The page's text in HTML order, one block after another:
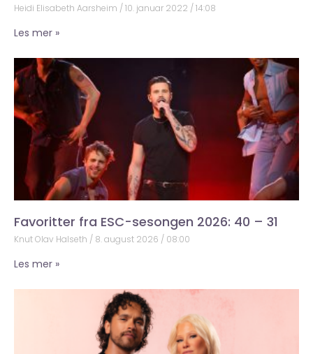
Heidi Elisabeth Aarsheim 10. januar 2022 14:08
Les mer »
Favoritter fra ESC-sesongen 2026: 40 – 31
Knut Olav Halseth 8. august 2026 08:00
Les mer »